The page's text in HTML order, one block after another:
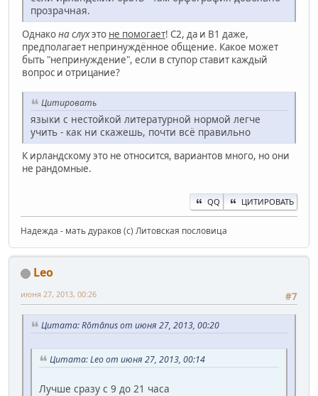
прозрачная.
Однакона слухэто не помогает! С2, да и B1 даже,
предполагает непринуждённое общение. Какое может
быть "непринуждение", если в ступор ставит каждый
вопрос и отрицание?
Цитировать
языки с нестойкой литературной нормой легче
учить - как ни скажешь, почти всё правильно
К ирландскому это не относится, вариантов много, но они
не рандомные.
QQ ЦИТИРОВАТЬ
Надежда - мать дураков (с) Литовская пословица
Leo
#7
июня 27, 2013, 00:26
Цитата: Rōmānus от июня 27, 2013, 00:20
Цитата: Leo от июня 27, 2013, 00:14
Лучше сразу с 9 до 21 часа